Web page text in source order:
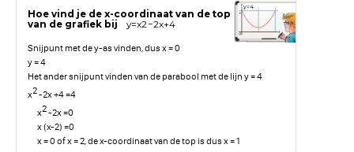
Hoe vind je de x-coordinaat van de top
van de grafiek bij
Snijpunt met de y-as vinden, dus x = 0
y = 4
Het ander snijpunt vinden van de parabool met de lijn y = 4
x2-2x +4 =4
x2-2x =0
x (x-2) =0
x = 0 of x = 2, de x-coordinaat van de top is dus x = 1
y=x2−2x+4
y=4